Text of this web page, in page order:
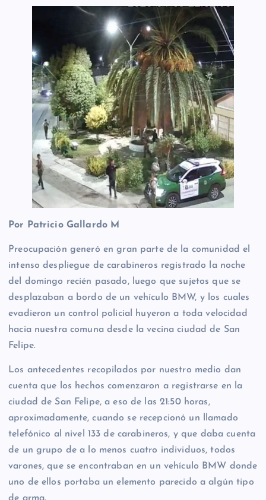
Por Patricio Gallardo M
Preocupación generó en gran parte de la comunidad el
intenso despliegue de carabineros registrado la noche
del domingo recién pasado, luego que sujetos que se
desplazaban a bordo de un vehículo BMW, y los cuales
evadieron un control policial huyeron a toda velocidad
hacia nuestra comuna desde la vecina ciudad de San
Felipe.
Los antecedentes recopilados por nuestro medio dan
cuenta que los hechos comenzaron a registrarse en la
ciudad de San Felipe, a eso de las 21:50 horas,
aproximadamente, cuando se recepcionó un llamado
telefónico al nivel 133 de carabineros, y que daba cuenta
de un grupo de a lo menos cuatro individuos, todos
varones, que se encontraban en un vehículo BMW donde
uno de ellos portaba un elemento parecido a algún tipo
de arma.